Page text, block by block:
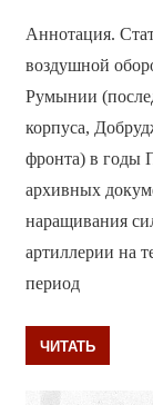
Аннотация.
воздушной
Румынии
корпуса,
фронта) в годы
архивных
наращивания
артиллерии на
период
ЧИТАТЬ